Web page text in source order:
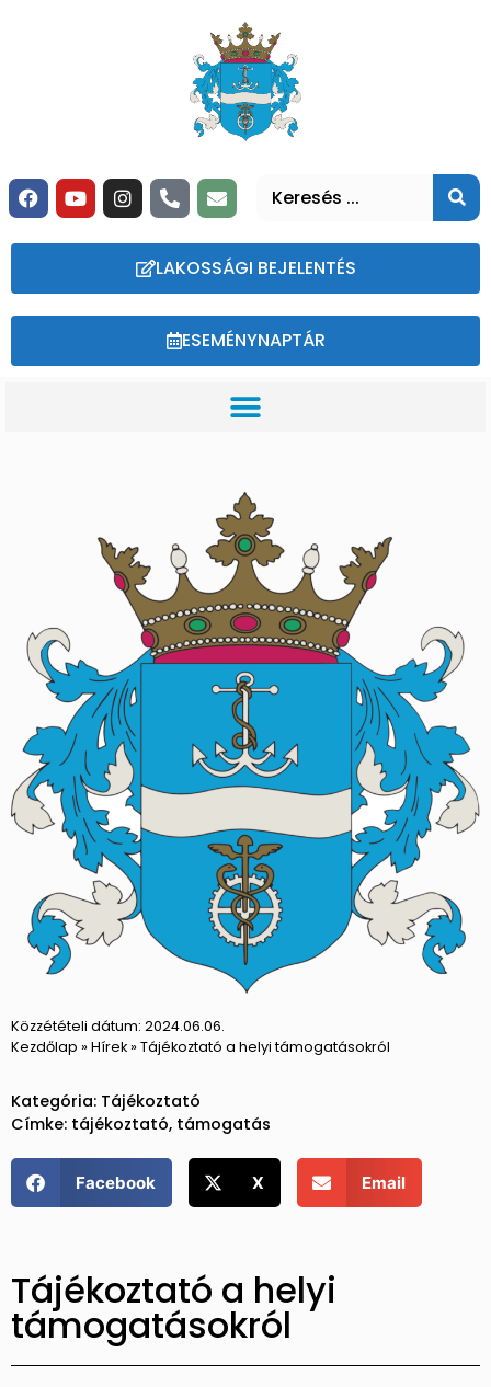
LAKOSSÁGI BEJELENTÉS
ESEMÉNYNAPTÁR
Közzétételi dátum: 2024.06.06.
Kezdőlap » Hírek» Tájékoztató a helyi támogatásokról
Kategória: Tájékoztató
Címke: tájékoztató, támogatás
Facebook X Email
Tájékoztató a helyi
támogatásokról